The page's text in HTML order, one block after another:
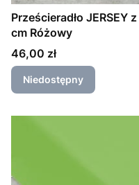
Prześcieradło
cm Różowy
Cena
46,00 zł
Niedostępny